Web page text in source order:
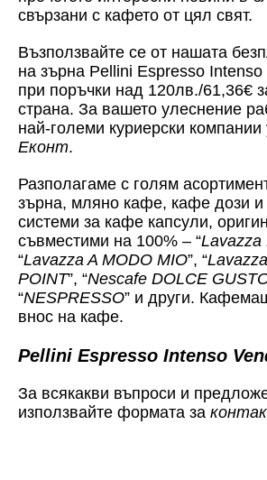
свързани с кафето от цял свят.
Възползвайте се от нашата
на зърна Pellini Espresso Intenso
при поръчки над 120лв./61,36€
страна. За вашето улеснение
най-големи куриерски компании
Еконт.
Разполагаме с голям
зърна, мляно кафе, кафе дози и
системи за кафе капсули,
съвместими на 100% – “Lavazza
“Lavazza A MODO MIO”, “
POINT”, “Nescafe DOLCE
“NESPRESSO” и други.
внос на кафе.
Pellini Espresso Intenso
За всякакви въпроси и
използвайте формата за